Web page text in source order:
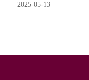
2025-05-13